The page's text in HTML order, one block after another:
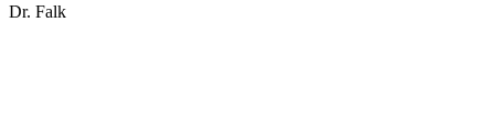
Dr. Falk